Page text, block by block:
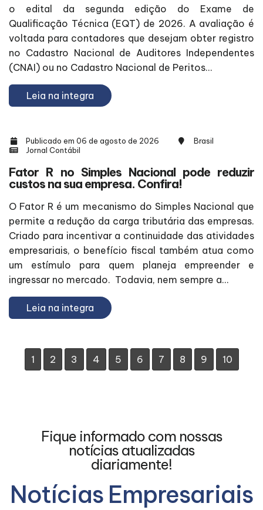
o edital da segunda edição do Exame de
Qualificação Técnica (EQT) de 2026. A avaliação é
voltada para contadores que desejam obter registro
no Cadastro Nacional de Auditores Independentes
(CNAI) ou no Cadastro Nacional de Peritos...
Leia na integra
Publicado em 06 de agosto de 2026
Brasil
Jornal Contábil
Fator R no Simples Nacional pode reduzir
custos na sua empresa. Confira!
O Fator R é um mecanismo do Simples Nacional que
permite a redução da carga tributária das empresas.
Criado para incentivar a continuidade das atividades
empresariais, o benefício fiscal também atua como
um estímulo para quem planeja empreender e
ingressar no mercado. Todavia, nem sempre a...
Leia na integra
1 2 3 4 5 6 7 8 9 10
Fique informado com nossas
notícias atualizadas
diariamente!
Notícias Empresariais